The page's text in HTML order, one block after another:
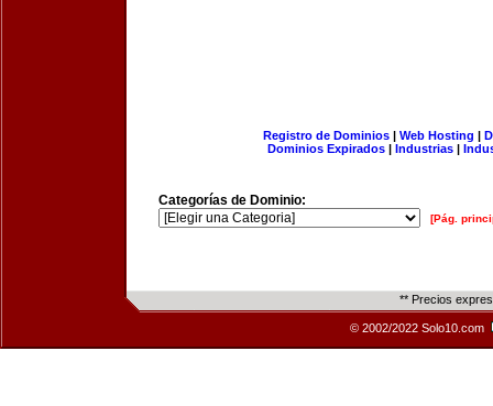
Registro de Dominios| Web Hosting |
Dominios Expirados | Industrias |
Categorías de Dominio:
[Pág.
** Precios
© 2002/2022 Solo10.com